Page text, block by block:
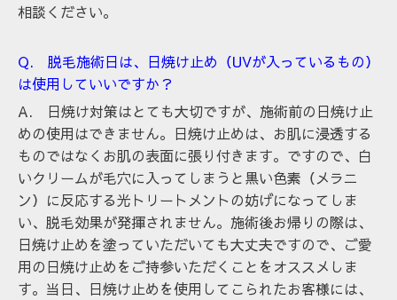
相談ください。
Q. 脱毛施術日は、日焼け止め（UVが入っているもの）
は使用していいですか？
A. 日焼け対策はとても大切ですが、施術前の日焼け止
めの使用はできません。日焼け止めは、お肌に浸透する
ものではなくお肌の表面に張り付きます。ですので、白
いクリームが毛穴に入ってしまうと黒い色素（メラニ
ン）に反応する光トリートメントの妨げになってしま
い、脱毛効果が発揮されません。施術後お帰りの際は、
日焼け止めを塗っていただいても大丈夫ですので、ご愛
用の日焼け止めをご持参いただくことをオススメしま
す。当日、日焼け止めを使用してこられたお客様には、